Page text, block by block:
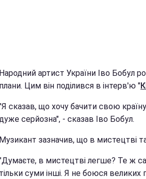
Народний артист України Іво Бобул
плани. Цим він поділився в інтерв'ю "
сказав, що хочу бачити свою
серйозна", - сказав Іво Бобул.
Музикант зазначив, що в мистецтві
в мистецтві легше? Те ж
тільки суми інші. Я не боюся